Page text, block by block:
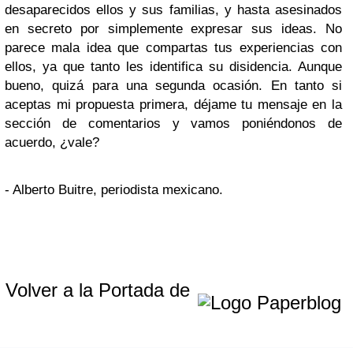
desaparecidos ellos y sus familias, y hasta asesinados
en secreto por simplemente expresar sus ideas. No
parece mala idea que compartas tus experiencias con
ellos, ya que tanto les identifica su disidencia. Aunque
bueno, quizá para una segunda ocasión. En tanto si
aceptas mi propuesta primera, déjame tu mensaje en la
sección de comentarios y vamos poniéndonos de
acuerdo, ¿vale?
- Alberto Buitre, periodista mexicano.
Volver a la Portada de